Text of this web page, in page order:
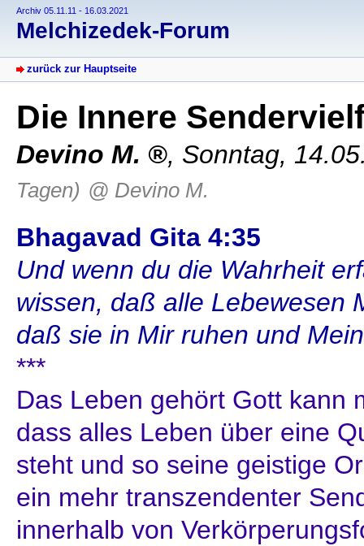
Archiv 05.11.11 - 16.03.2021
Melchizedek-Forum
zurück zur Hauptseite
Die Innere
Devino M. , Sonntag,
Tagen) @ Devino M.
Bhagavad Gita 4:35
Und wenn du die Wahrheit
wissen, daß alle Lebewesen
daß sie in Mir ruhen und
***
Das Leben gehört Gott kann
dass alles Leben über eine
steht und so seine geistige
ein mehr transzendenter
innerhalb von